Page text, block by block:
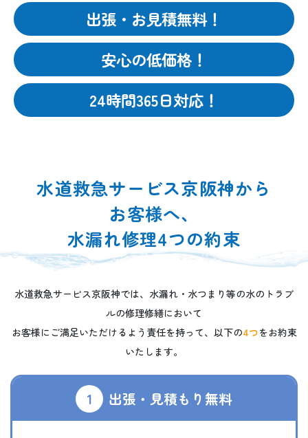
出張・お見積無料！
安心の低価格！
24時間365日対応！
水道救急サービス京阪神から
お客様へ、
水漏れ修理4つの約束
水道救急サービス京阪神では、水漏れ・水つまり等の水のトラブ
ルの修理修繕において
お客様にご満足いただけるよう責任を持って、以下の4つをお約束
いたします。
1 出張・見積もり無料